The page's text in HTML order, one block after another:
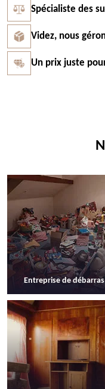
Spécialiste des
Videz, nous
Un prix juste
Entreprise de débarras